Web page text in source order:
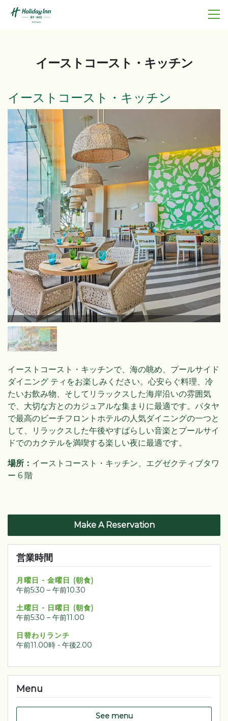
イーストコースト・キッチン
イーストコースト・キッチン
イーストコースト・キッチンで、海の眺め、プールサイド
ダイニング ティをお楽しみください。心安らぐ料理、冷
たいお飲み物、そしてリラックスした海岸沿いの雰囲気
で、大切な方とのカジュアルな集まりに最適です。パタヤ
で最高のビーチフロントホテルの人気ダイニングの一つと
して、リラックスした午後やすばらしい音楽とプールサイ
ドでのカクテルを満喫する楽しい夜に最適です。
場所： イーストコースト・キッチン、エグゼクティブタワ
ー 6 階
Make A Reservation
営業時間
月曜日 - 金曜日 (朝食)
午前5:30 – 午前10.30
土曜日 - 日曜日 (朝食)
午前5:30 – 午前11.00
日替わりランチ
午前11.00時 - 午後2.00
Menu
See menu